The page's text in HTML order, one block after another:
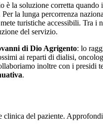
è la soluzione corretta quando
la lunga percorrenza
turistiche accessibili. Tra i
del servizio.
di Dio Agrigento: lo
ai reparti di dialisi,
inoltre con i presidi
.
del paziente.